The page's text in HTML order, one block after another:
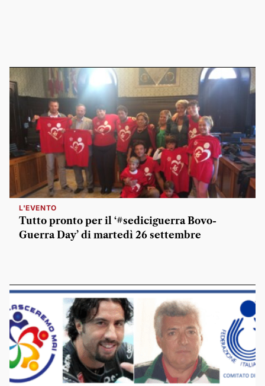
L'EVENTO
Tutto pronto per il ‘#sediciguerra Bovo-
Guerra Day’ di martedì 26 settembre